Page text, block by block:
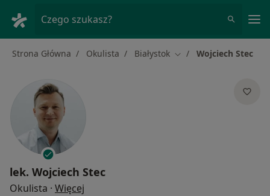
Czego szukasz?
Strona Główna Okulista Białystok Zmień miasto
Wojciech Stec
lek. Wojciech Stec
Okulista · Więcej